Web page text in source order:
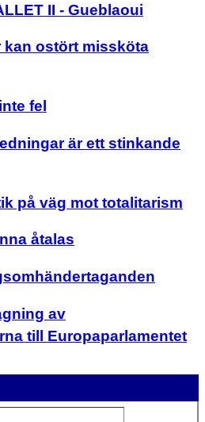
II - Gueblaoui
ostört missköta
fel
är ett stinkande
på väg mot totalitarism
åtalas
av
till Europaparlamentet